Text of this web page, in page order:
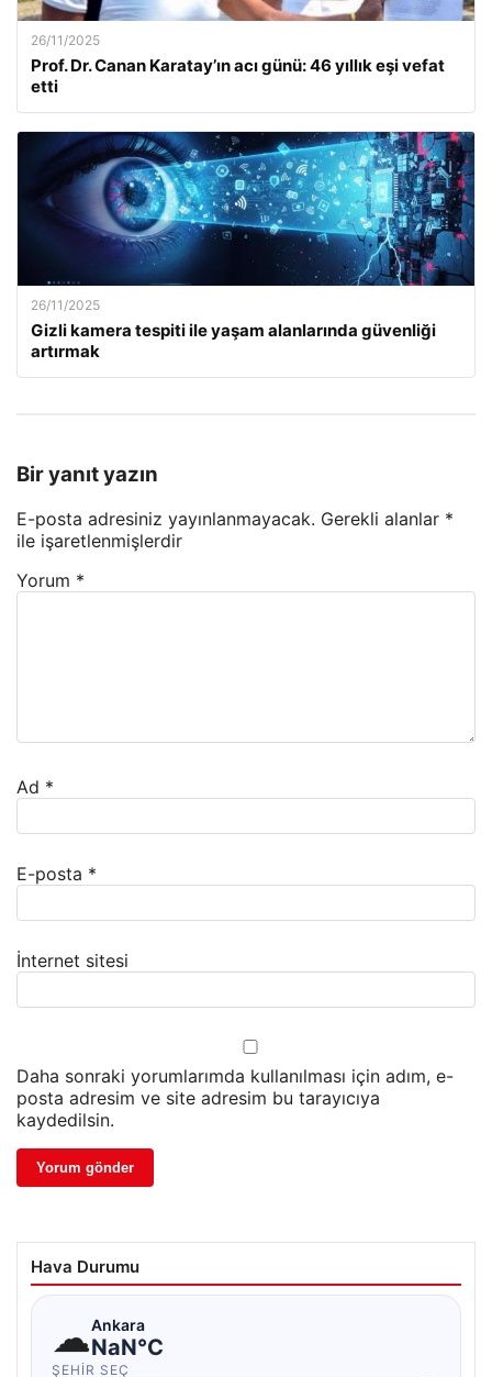
26/11/2025
Prof. Dr. Canan Karatay’ın acı günü: 46 yıllık eşi vefat
etti
26/11/2025
Gizli kamera tespiti ile yaşam alanlarında güvenliği
artırmak
Bir yanıt yazın
E-posta adresiniz yayınlanmayacak. Gerekli alanlar *
ile işaretlenmişlerdir
Yorum *
Ad *
E-posta *
İnternet sitesi
Daha sonraki yorumlarımda kullanılması için adım, e-
posta adresim ve site adresim bu tarayıcıya
kaydedilsin.
Hava Durumu
☁Ankara
NaN°C
ŞEHIR SEÇ